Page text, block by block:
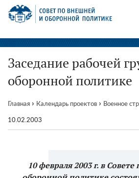
Перейти
СВОП
Заседание рабочей
оборонной политике
Главная › Календарь проектов › Военное
10.02.2003
10 февраля 2003 г. в